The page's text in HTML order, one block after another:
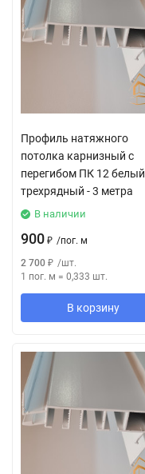
Профиль натяжного
потолка карнизный с
перегибом ПК 12 белый
трехрядный - 3 метра
В наличии
900 ₽ /пог. м
2 700 ₽ /шт.
1 пог. м = 0,333 шт.
В корзину